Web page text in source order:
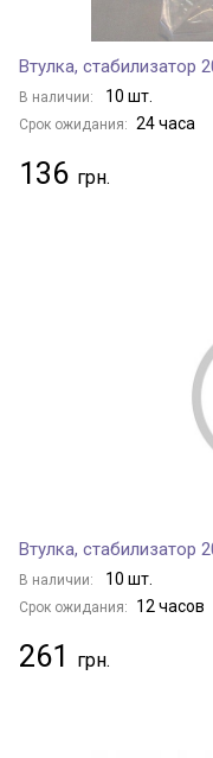
Втулка, стабилизатор
В наличии: 10 шт.
Срок ожидания: 24 часа
136
Втулка, стабилизатор
В наличии: 10 шт.
Срок ожидания: 12 часов
261